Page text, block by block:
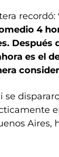
recordó:
4
Después
es el
se
Aires,